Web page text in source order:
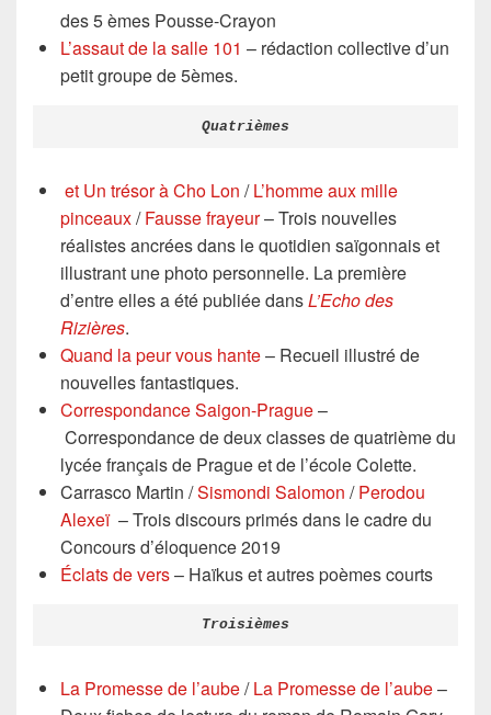
des 5 èmes Pousse-Crayon
L’assaut de la salle 101 – rédaction collective d’un
petit groupe de 5èmes.
Quatrièmes
et Un trésor à Cho Lon /L’homme aux mille
pinceaux/Fausse frayeur– Trois nouvelles
réalistes ancrées dans le quotidien saïgonnais et
illustrant une photo personnelle. La première
d’entre elles a été publiée dansL’Echo des
Rizières.
Quand la peur vous hante– Recueil illustré de
nouvelles fantastiques.
Correspondance Saigon-Prague–
Correspondance de deux classes de quatrième du
lycée français de Prague et de l’école Colette.
Carrasco Martin /Sismondi Salomon /Perodou
Alexeï– Trois discours primés dans le cadre du
Concours d’éloquence 2019
Éclats de vers– Haïkus et autres poèmes courts
Troisièmes
La Promesse de l’aube/La Promesse de l’aube–